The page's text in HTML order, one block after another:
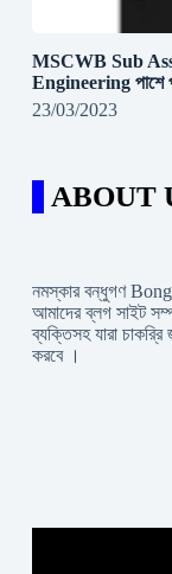
MSCWB Sub
Engineering পাশে
23/03/2023
ABOUT
নমস্কার বন্ধুগণ
আমাদের ব্লগ সাইট
ব্যক্তিসহ যারা চাকরি্র
করবে ।